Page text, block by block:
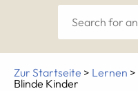
Search
for
anything
Zur Startseite > Lernen >
Blinde Kinder